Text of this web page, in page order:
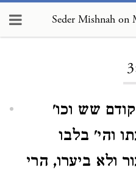
שש וכו'
והי' בלבו
ולא ביערו, הרי